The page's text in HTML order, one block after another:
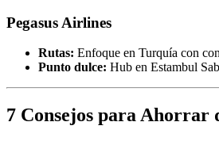
Pegasus Airlines
Rutas: Enfoque en Turquía con
Punto dulce: Hub en Estambul
7 Consejos para Ahorrar